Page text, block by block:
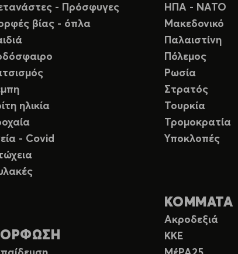
- Πρόσφυγες
βίας - όπλα
ηλικία
- Covid
ΗΠΑ - ΝΑΤΟ
Μακεδονικό
Παλαιστίνη
Πόλεμος
Ρωσία
Στρατός
Τουρκία
Τρομοκρατία
Υποκλοπές
ΚΟΜΜΑΤΑ
Ακροδεξιά
ΚΚΕ